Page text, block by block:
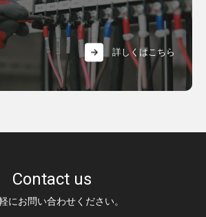
詳しくはこちら
Contact us
にお問い合わせください。